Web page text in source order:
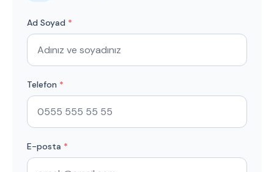
Ad Soyad *
Telefon *
E-posta *